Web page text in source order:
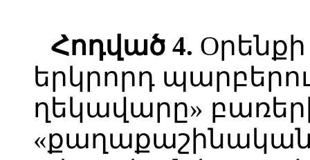
Հոդված 4.
երկրորդ
ղեկավարը»